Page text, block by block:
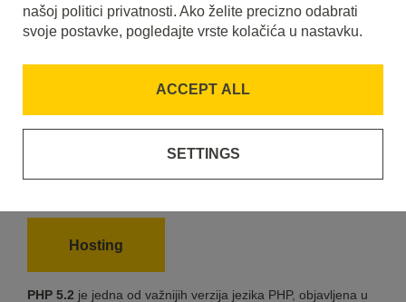
A B C D E F G H I
J K L M N O P Q R
V W X
Hosting
PHP 5.2 je jedna od važnijih verzija jezika PHP, objavljena u
našoj politici privatnosti. Ako želite precizno odabrati
svoje postavke, pogledajte vrste kolačića u nastavku.
ACCEPT ALL
SETTINGS